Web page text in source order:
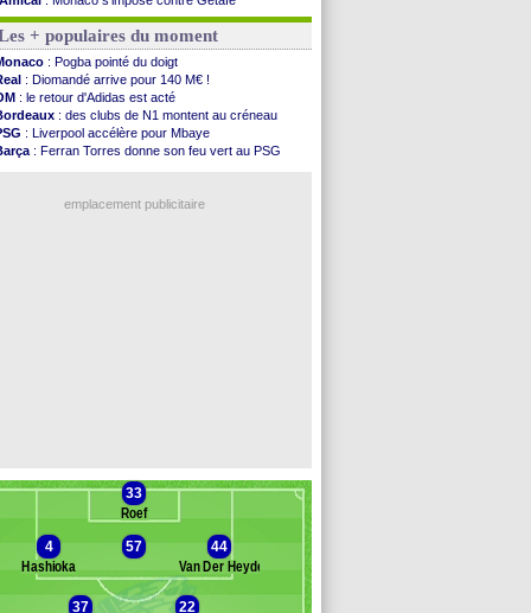
Nantes: Der Zakarian et sa relation avec Kita
OM: le club prêt à libérer Kondogbia ?
Monaco: le message touchant d'Akliouche
FIFA: Tebas en remet une couche
FIFA : l'UEFA maintient la pression
PSG: Tebas encense Luis Enrique
Real: Vinicius jusqu'en 2032 (officiel)
Lyon: Mangala va rejoindre Getafe
OM: une offre refusée pour Aguerd
: Akliouche a signé (officiel)
+ populaires du moment
: Pogba pointé du doigt
: Diomandé arrive pour 140 M€ !
: le retour d'Adidas est acté
: des clubs de N1 montent au créneau
: Liverpool accélère pour Mbaye
: Ferran Torres donne son feu vert au PSG
emplacement publicitaire
33
Roef
4
Hashioka
57
44
Van Der Heyden
37
22